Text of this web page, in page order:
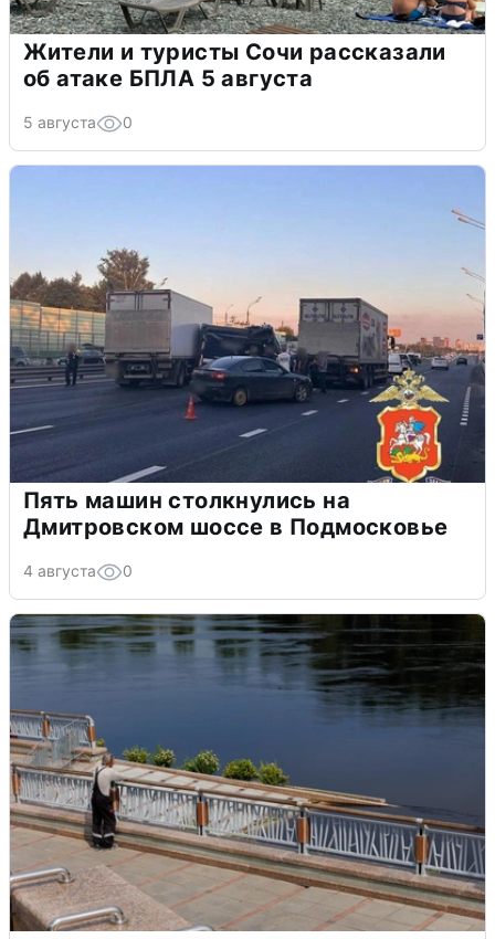
Жители и туристы Сочи рассказали
об атаке БПЛА 5 августа
5 августа 0
Пять машин столкнулись на
Дмитровском шоссе в Подмосковье
4 августа 0